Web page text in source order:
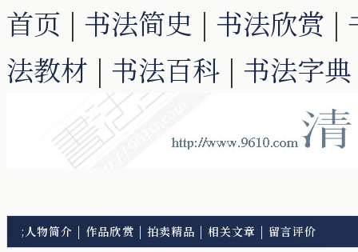
首页 | 书法简史 | 书法欣赏 |
法教材 | 书法百科 | 书法字典
; 人物简介 | 作品欣赏 | 拍卖精品 | 相关文章 | 留言评价